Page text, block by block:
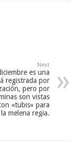
Next
es una
registrada por
pero por
son vistas
«tubis» para
melena regia.